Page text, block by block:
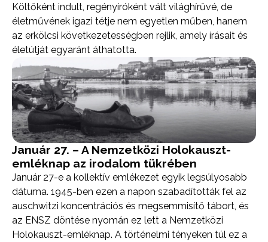
Költőként indult, regényíróként vált világhírűvé, de
életművének igazi tétje nem egyetlen műben, hanem
az erkölcsi következetességben rejlik, amely írásait és
életútját egyaránt áthatotta.
Január 27. – A Nemzetközi Holokauszt-
emléknap az irodalom tükrében
Január 27-e a kollektív emlékezet egyik legsúlyosabb
dátuma. 1945-ben ezen a napon szabadították fel az
auschwitzi koncentrációs és megsemmisítő tábort, és
az ENSZ döntése nyomán ez lett a Nemzetközi
Holokauszt-emléknap. A történelmi tényeken túl ez a